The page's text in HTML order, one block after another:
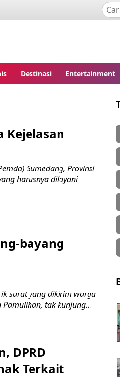
Destinasi Entertainment
Kejelasan
Sumedang, Provinsi
harusnya dilayani
bayang
surat yang dikirim warga
Pamulihan, tak kunjung...
DPRD
Terkait